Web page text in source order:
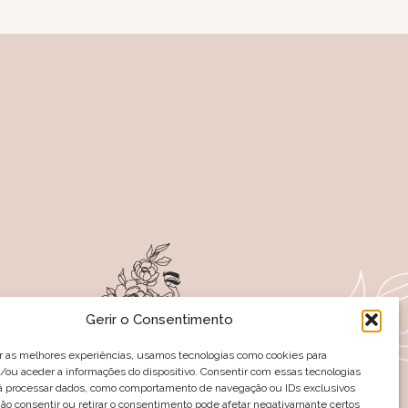
Gerir o Consentimento
as melhores experiências, usamos tecnologias como cookies para
aceder a informações do dispositivo. Consentir com essas tecnologias
processar dados, como comportamento de navegação ou IDs exclusivos
consentir ou retirar o consentimento pode afetar negativamante certos
NAS REDES SOCIAIS